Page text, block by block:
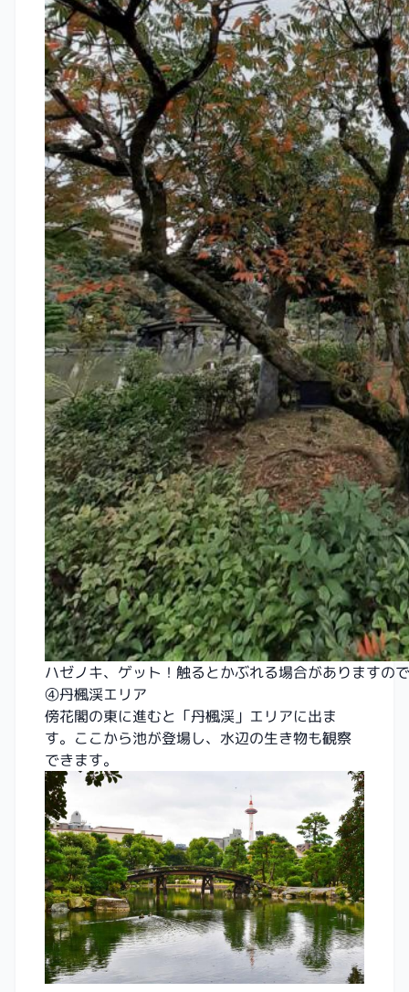
ハゼノキ、ゲット！触るとかぶれる場合がありますの
④丹楓渓エリア
傍花閣の東に進むと「丹楓渓」エリアに出ま
す。ここから池が登場し、水辺の生き物も観察
できます。